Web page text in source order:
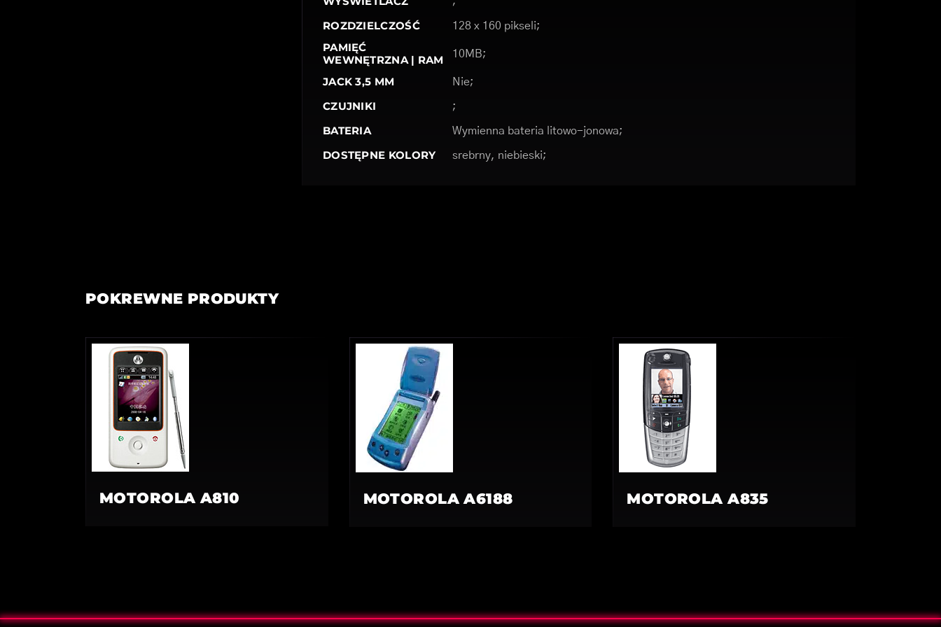
ROZDZIELCZOŚĆ 128 x 160 pikseli;
PAMIĘĆ
WEWNĘTRZNA | RAM
10MB;
JACK 3,5 MM Nie;
CZUJNIKI ;
BATERIA Wymienna bateria litowo-jonowa;
DOSTĘPNE KOLORY srebrny, niebieski;
POKREWNE PRODUKTY
MOTOROLA A810 MOTOROLA A6188 MOTOROLA A835